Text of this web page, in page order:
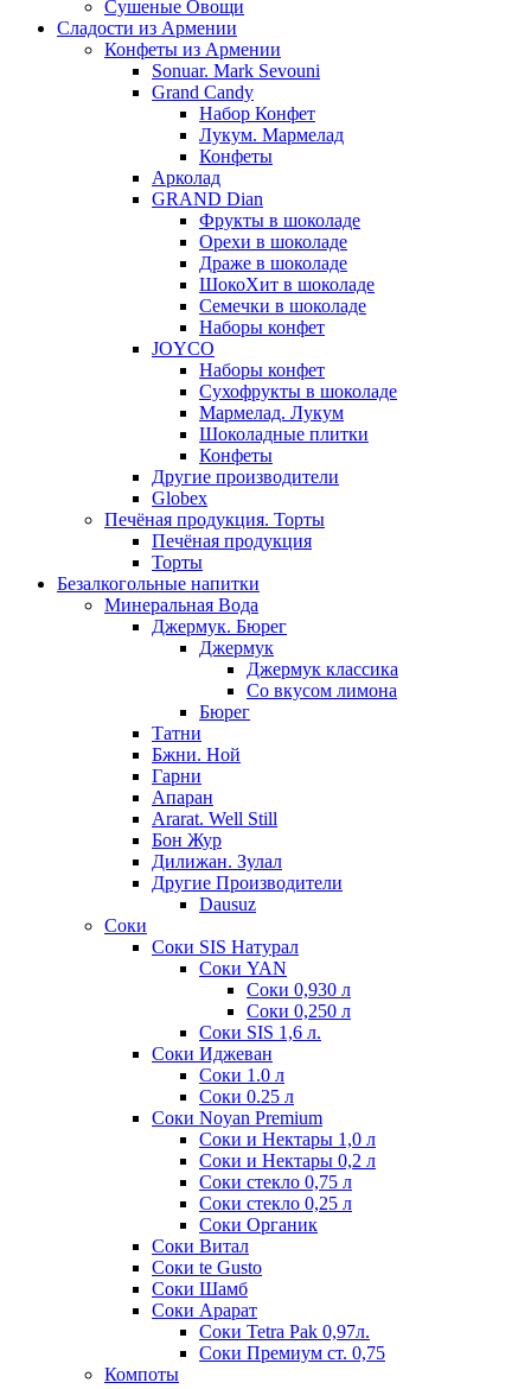
Сушеные Овощи
Сладости из Армении
Конфеты из Армении
Sonuar. Mark Sevouni
Grand Candy
Набор Конфет
Лукум. Мармелад
Конфеты
Арколад
GRAND Dian
Фрукты в шоколаде
Орехи в шоколаде
Драже в шоколаде
ШокоХит в шоколаде
Семечки в шоколаде
Наборы конфет
JOYCO
Наборы конфет
Сухофрукты в шоколаде
Мармелад. Лукум
Шоколадные плитки
Конфеты
Другие производители
Globex
Печёная продукция. Торты
Печёная продукция
Торты
Безалкогольные напитки
Минеральная Вода
Джермук. Бюрег
Джермук
Джермук классика
Со вкусом лимона
Бюрег
Татни
Бжни. Ной
Гарни
Апаран
Ararat. Well Still
Бон Жур
Дилижан. Зулал
Другие Производители
Dausuz
Соки
Соки SIS Натурал
Соки YAN
Соки 0,930 л
Соки 0,250 л
Соки SIS 1,6 л.
Соки Иджеван
Соки 1.0 л
Соки 0.25 л
Соки Noyan Premium
Соки и Нектары 1,0 л
Соки и Нектары 0,2 л
Соки стекло 0,75 л
Соки стекло 0,25 л
Соки Органик
Соки Витал
Соки te Gusto
Соки Шамб
Соки Арарат
Соки Tetra Pak 0,97л.
Соки Премиум ст. 0,75
Компоты